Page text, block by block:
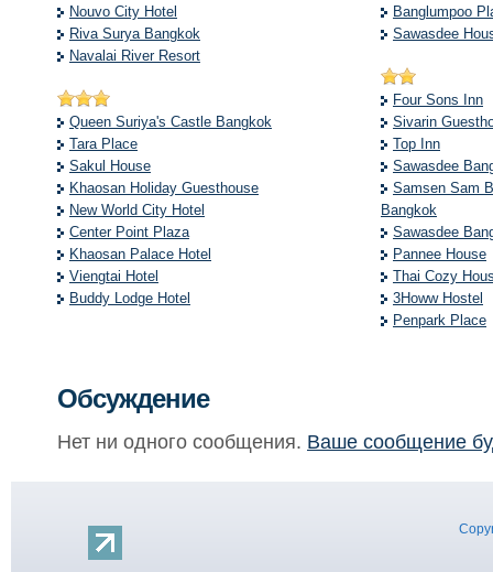
Nouvo City Hotel
Riva Surya Bangkok
Navalai River Resort
Queen Suriya's Castle Bangkok
Tara Place
Sakul House
Khaosan Holiday Guesthouse
New World City Hotel
Center Point Plaza
Khaosan Palace Hotel
Viengtai Hotel
Buddy Lodge Hotel
Banglumpoo
Sawasdee
Four Sons Inn
Sivarin
Top Inn
Sawasdee
Samsen Sam
Bangkok
Sawasdee
Pannee House
Thai Cozy
3Howw Hostel
Penpark Place
Обсуждение
Нет ни одного сообщения. Ваше сообщение